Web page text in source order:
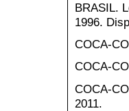
BRASIL.
1996.
COCA-
COCA-
COCA-
2011.